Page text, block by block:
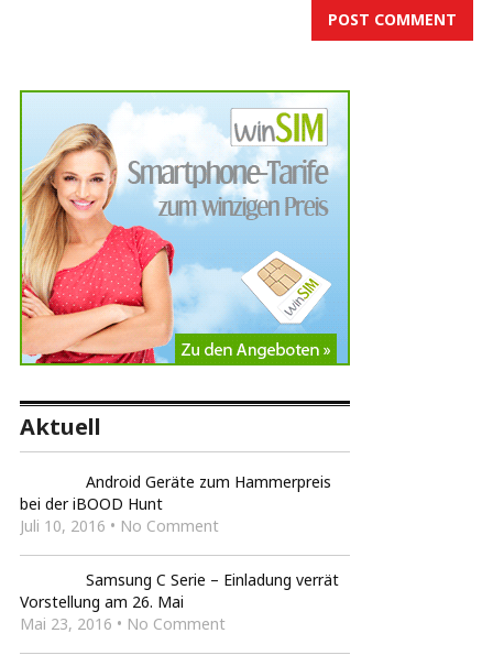
Aktuell
Android Geräte zum Hammerpreis
bei der iBOOD Hunt
Juli 10, 2016 • No Comment
Samsung C Serie – Einladung verrät
Vorstellung am 26. Mai
Mai 23, 2016 • No Comment